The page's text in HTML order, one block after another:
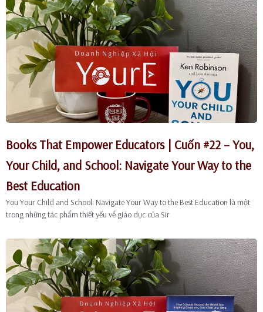
Books That Empower Educators | Cuốn #22 – You,
Your Child, and School: Navigate Your Way to the
Best Education
You Your Child and School: Navigate Your Way to the Best Education là một
trong những tác phẩm thiết yếu về giáo dục của Sir